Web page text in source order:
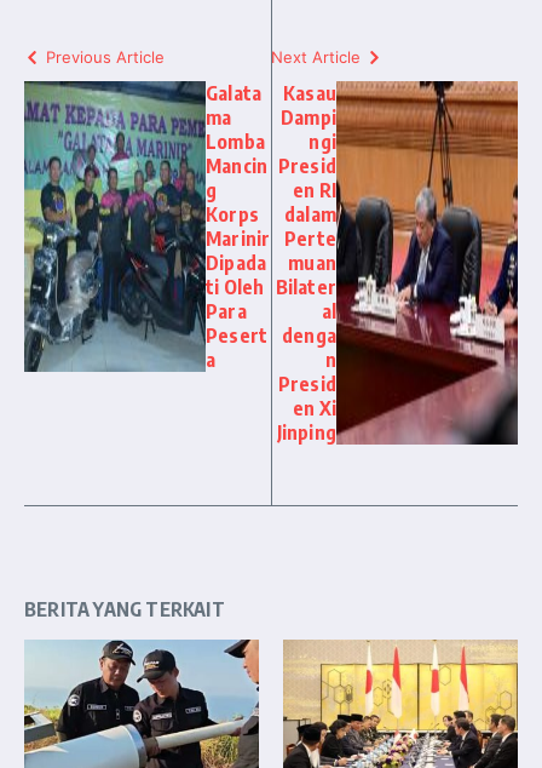
Previous Article
Galata
ma
Lomba
Mancin
g
Korps
Marinir
Dipada
ti Oleh
Para
Pesert
a
Next Article
Kasau
Dampi
ngi
Presid
en RI
dalam
Perte
muan
Bilater
al
denga
n
Presid
en Xi
Jinping
BERITA YANG TERKAIT